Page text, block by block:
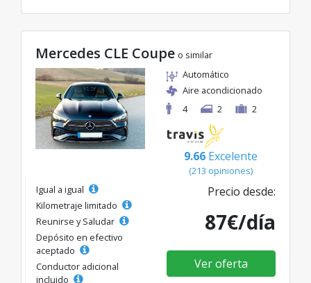
Mercedes CLE Coupe o similar
Automático
Aire acondicionado
4
2 2
9.66 Excelente
(213 opiniones)
Igual a igual
Kilometraje limitado
Reunirse y Saludar
Depósito en efectivo
aceptado
Conductor adicional
incluido
Precio desde:
87€/día
Ver oferta